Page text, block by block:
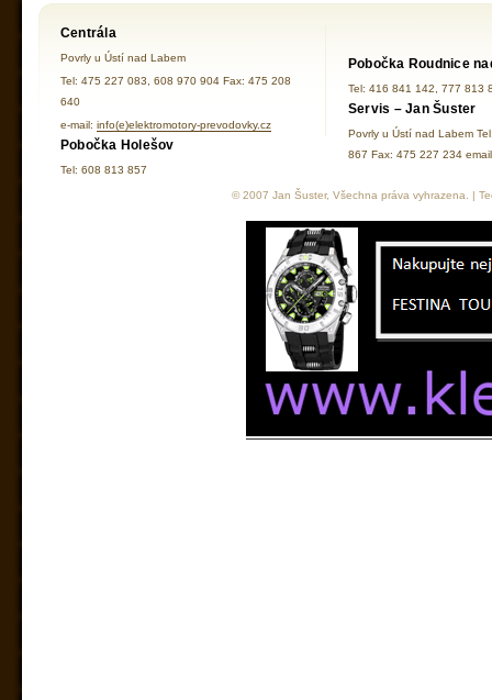
Centrála
Povrly u Ústí nad Labem
Tel: 475 227 083, 608 970 904 Fax: 475 208
640
e-mail: info(e)elektromotory-prevodovky.cz
Pobočka Holešov
Tel: 608 813 857
Pobočka Roudnice
Tel: 416 841 142, 777 813
Servis – Jan Šuster
Povrly u Ústí nad Labem
867 Fax: 475 227 234
© 2007 Jan Šuster, Všechna práva vyhrazena. |